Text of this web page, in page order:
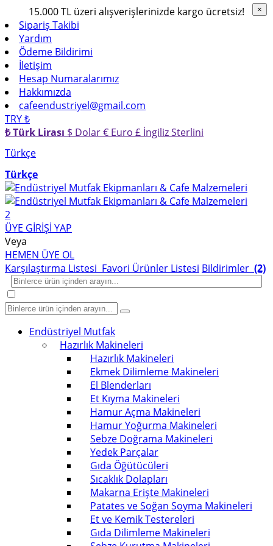
15.000 TL üzeri alışverişlerinizde kargo ücretsiz!
Sipariş Takibi
Yardım
Ödeme Bildirimi
İletişim
Hesap Numaralarımız
Hakkımızda
cafeendustriyel@gmail.com
TRY ₺
₺ Türk Lirası $ Dolar€ Euro £ İngiliz Sterlini
Türkçe
Türkçe
2
ÜYE GİRİŞİ YAP
Veya
HEMEN ÜYE OL
Karşılaştırma Listesi Favori Ürünler Listesi Bildirimler (2)
Endüstriyel Mutfak
Hazırlık Makineleri
Hazırlık Makineleri
Ekmek Dilimleme Makineleri
El Blenderları
Et Kıyma Makineleri
Hamur Açma Makineleri
Hamur Yoğurma Makineleri
Sebze Doğrama Makineleri
Yedek Parçalar
Gıda Öğütücüleri
Sıcaklık Dolapları
Makarna Erişte Makineleri
Patates ve Soğan Soyma Makineleri
Et ve Kemik Testereleri
Gıda Dilimleme Makineleri
×
×